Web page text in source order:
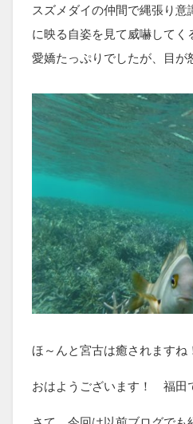
スズメダイの仲間で縄張り
に映る自姿を見て威嚇してく
愛嬌たっぷりでしたが、目が
ほ～んと宮古は癒されますね
おはようございます！ 福田